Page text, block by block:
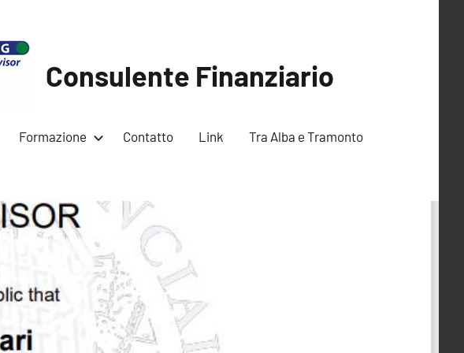
Consulente Finanziario
Formazione Contatto Link Tra Alba e Tramonto